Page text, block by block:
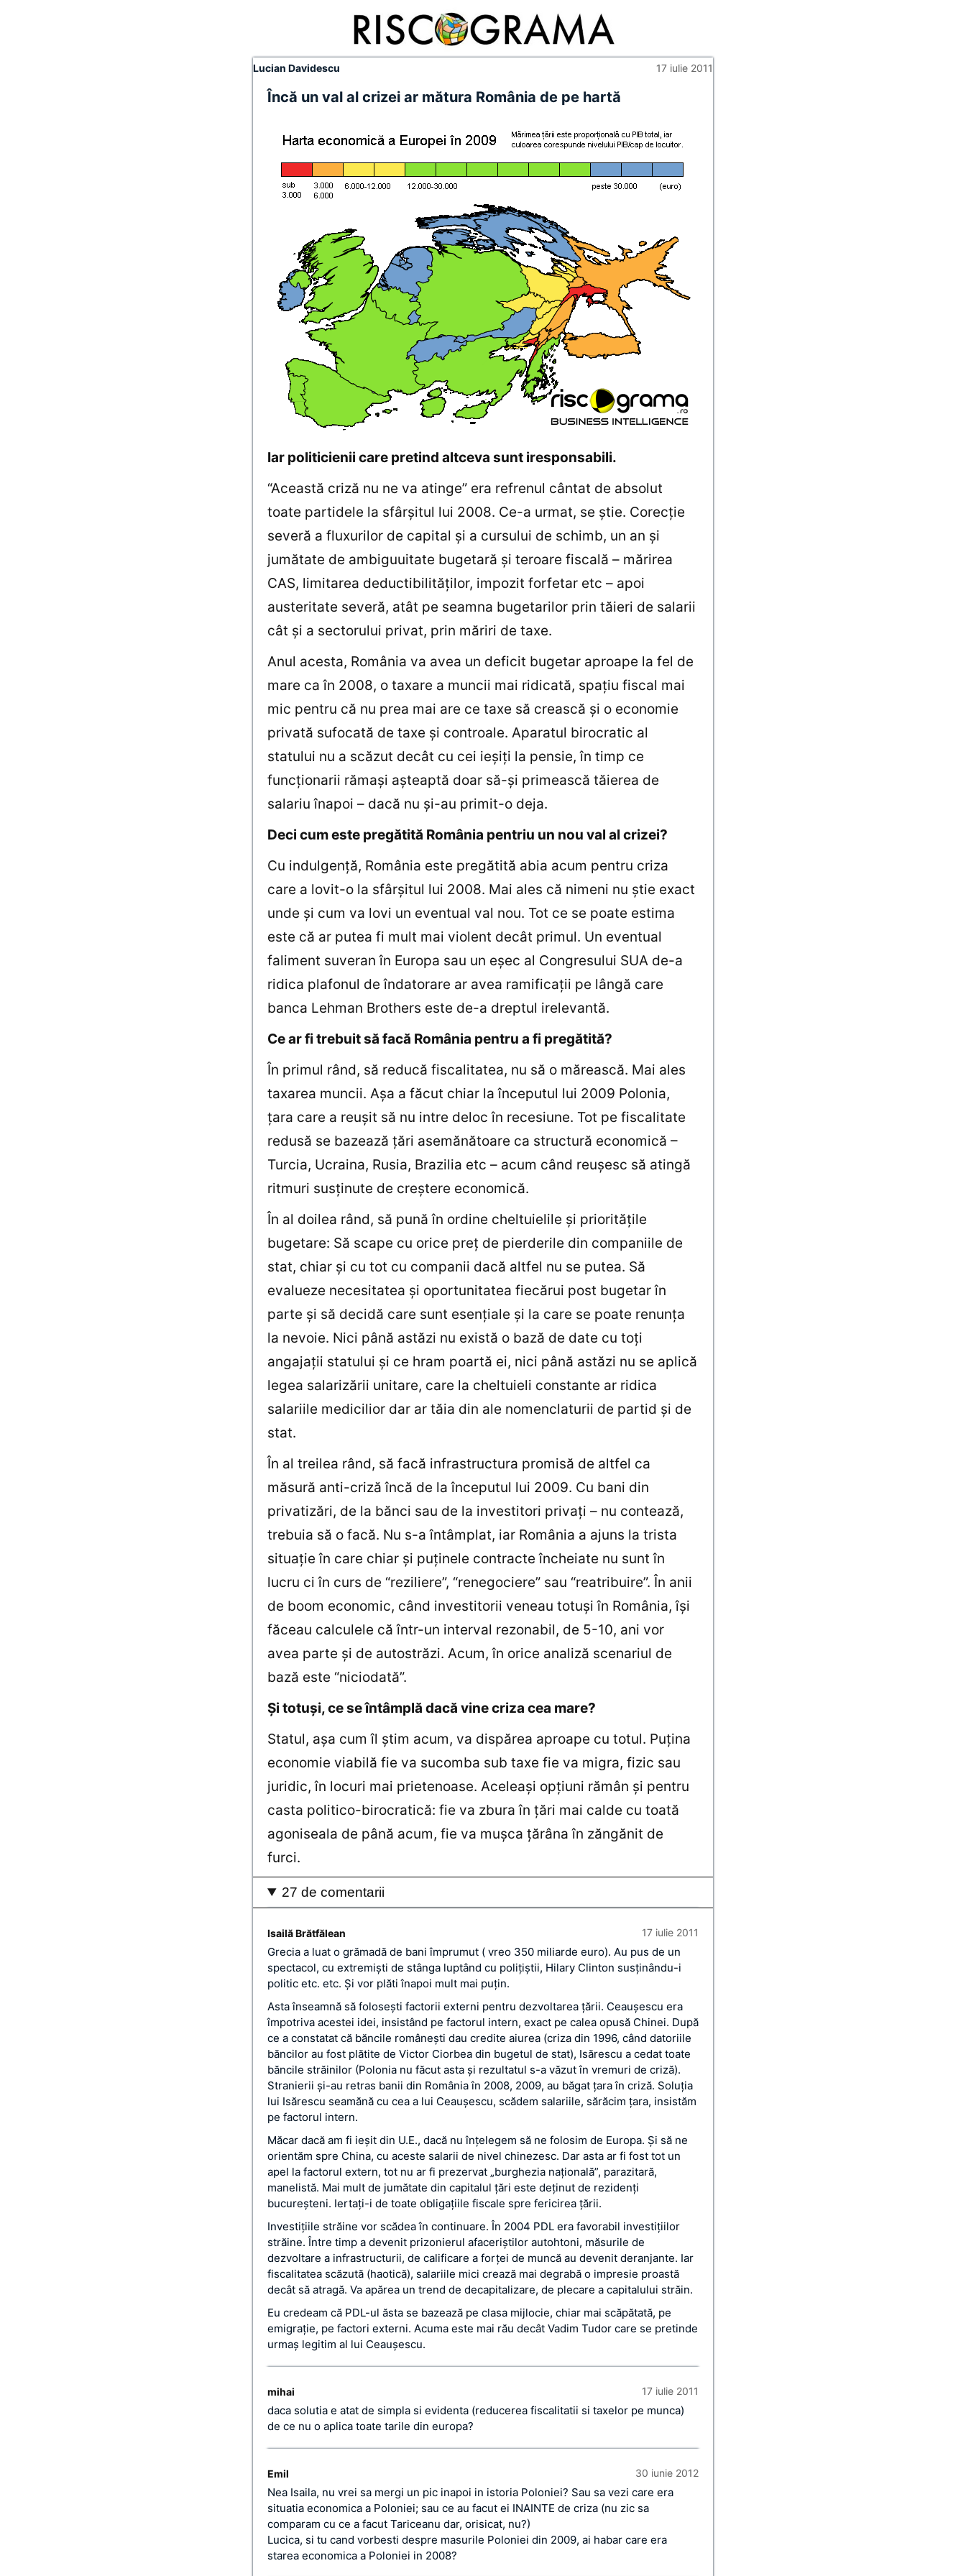
Lucian Davidescu 17 iulie 2011
Încă un val al crizei ar mătura România de pe hartă
Iar politicienii care pretind altceva sunt iresponsabili.
“Această criză nu ne va atinge” era refrenul cântat de absolut
toate partidele la sfârşitul lui 2008. Ce-a urmat, se ştie. Corecţie
severă a fluxurilor de capital şi a cursului de schimb, un an şi
jumătate de ambiguuitate bugetară şi teroare fiscală – mărirea
CAS, limitarea deductibilităţilor, impozit forfetar etc – apoi
austeritate severă, atât pe seamna bugetarilor prin tăieri de salarii
cât şi a sectorului privat, prin măriri de taxe.
Anul acesta, România va avea un deficit bugetar aproape la fel de
mare ca în 2008, o taxare a muncii mai ridicată, spaţiu fiscal mai
mic pentru că nu prea mai are ce taxe să crească şi o economie
privată sufocată de taxe şi controale. Aparatul birocratic al
statului nu a scăzut decât cu cei ieşiţi la pensie, în timp ce
funcţionarii rămaşi aşteaptă doar să-şi primească tăierea de
salariu înapoi – dacă nu şi-au primit-o deja.
Deci cum este pregătită România pentriu un nou val al crizei?
Cu indulgenţă, România este pregătită abia acum pentru criza
care a lovit-o la sfârşitul lui 2008. Mai ales că nimeni nu ştie exact
unde şi cum va lovi un eventual val nou. Tot ce se poate estima
este că ar putea fi mult mai violent decât primul. Un eventual
faliment suveran în Europa sau un eşec al Congresului SUA de-a
ridica plafonul de îndatorare ar avea ramificaţii pe lângă care
banca Lehman Brothers este de-a dreptul irelevantă.
Ce ar fi trebuit să facă România pentru a fi pregătită?
În primul rând, să reducă fiscalitatea, nu să o mărească. Mai ales
taxarea muncii. Aşa a făcut chiar la începutul lui 2009 Polonia,
ţara care a reuşit să nu intre deloc în recesiune. Tot pe fiscalitate
redusă se bazează ţări asemănătoare ca structură economică –
Turcia, Ucraina, Rusia, Brazilia etc – acum când reuşesc să atingă
ritmuri susţinute de creştere economică.
În al doilea rând, să pună în ordine cheltuielile şi priorităţile
bugetare: Să scape cu orice preţ de pierderile din companiile de
stat, chiar şi cu tot cu companii dacă altfel nu se putea. Să
evalueze necesitatea şi oportunitatea fiecărui post bugetar în
parte şi să decidă care sunt esenţiale şi la care se poate renunţa
la nevoie. Nici până astăzi nu există o bază de date cu toţi
angajaţii statului şi ce hram poartă ei, nici până astăzi nu se aplică
legea salarizării unitare, care la cheltuieli constante ar ridica
salariile medicilior dar ar tăia din ale nomenclaturii de partid şi de
stat.
În al treilea rând, să facă infrastructura promisă de altfel ca
măsură anti-criză încă de la începutul lui 2009. Cu bani din
privatizări, de la bănci sau de la investitori privaţi – nu contează,
trebuia să o facă. Nu s-a întâmplat, iar România a ajuns la trista
situaţie în care chiar şi puţinele contracte încheiate nu sunt în
lucru ci în curs de “reziliere”, “renegociere” sau “reatribuire”. În anii
de boom economic, când investitorii veneau totuşi în România, îşi
făceau calculele că într-un interval rezonabil, de 5-10, ani vor
avea parte şi de autostrăzi. Acum, în orice analiză scenariul de
bază este “niciodată”.
Și totuşi, ce se întâmplă dacă vine criza cea mare?
Statul, aşa cum îl ştim acum, va dispărea aproape cu totul. Puţina
economie viabilă fie va sucomba sub taxe fie va migra, fizic sau
juridic, în locuri mai prietenoase. Aceleaşi opţiuni rămân şi pentru
casta politico-birocratică: fie va zbura în ţări mai calde cu toată
agoniseala de până acum, fie va muşca ţărâna în zăngănit de
furci.
27 de comentarii
Isailă Brătfălean 17 iulie 2011
Grecia a luat o grămadă de bani împrumut ( vreo 350 miliarde euro). Au pus de un
spectacol, cu extremişti de stânga luptând cu poliţiştii, Hilary Clinton susţinându-i
politic etc. etc. Și vor plăti înapoi mult mai puţin.
Asta înseamnă să foloseşti factorii externi pentru dezvoltarea ţării. Ceauşescu era
împotriva acestei idei, insistând pe factorul intern, exact pe calea opusă Chinei. După
ce a constatat că băncile româneşti dau credite aiurea (criza din 1996, când datoriile
băncilor au fost plătite de Victor Ciorbea din bugetul de stat), Isărescu a cedat toate
băncile străinilor (Polonia nu făcut asta şi rezultatul s-a văzut în vremuri de criză).
Stranierii şi-au retras banii din România în 2008, 2009, au băgat ţara în criză. Soluţia
lui Isărescu seamănă cu cea a lui Ceauşescu, scădem salariile, sărăcim ţara, insistăm
pe factorul intern.
Măcar dacă am fi ieşit din U.E., dacă nu înţelegem să ne folosim de Europa. Și să ne
orientăm spre China, cu aceste salarii de nivel chinezesc. Dar asta ar fi fost tot un
apel la factorul extern, tot nu ar fi prezervat „burghezia naţională”, parazitară,
manelistă. Mai mult de jumătate din capitalul ţări este deţinut de rezidenţi
bucureşteni. Iertaţi-i de toate obligaţiile fiscale spre fericirea ţării.
Investiţiile străine vor scădea în continuare. În 2004 PDL era favorabil investiţiilor
străine. Între timp a devenit prizonierul afaceriştilor autohtoni, măsurile de
dezvoltare a infrastructurii, de calificare a forţei de muncă au devenit deranjante. Iar
fiscalitatea scăzută (haotică), salariile mici crează mai degrabă o impresie proastă
decât să atragă. Va apărea un trend de decapitalizare, de plecare a capitalului străin.
Eu credeam că PDL-ul ăsta se bazează pe clasa mijlocie, chiar mai scăpătată, pe
emigraţie, pe factori externi. Acuma este mai rău decât Vadim Tudor care se pretinde
urmaş legitim al lui Ceauşescu.
mihai 17 iulie 2011
daca solutia e atat de simpla si evidenta (reducerea fiscalitatii si taxelor pe munca)
de ce nu o aplica toate tarile din europa?
Emil 30 iunie 2012
Nea Isaila, nu vrei sa mergi un pic inapoi in istoria Poloniei? Sau sa vezi care era
situatia economica a Poloniei; sau ce au facut ei INAINTE de criza (nu zic sa
comparam cu ce a facut Tariceanu dar, orisicat, nu?)
Lucica, si tu cand vorbesti despre masurile Poloniei din 2009, ai habar care era
starea economica a Poloniei in 2008?